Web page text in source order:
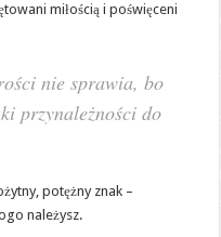
miłością i poświęceni
nie sprawia, bo
przynależności do
potężny znak –
należysz.